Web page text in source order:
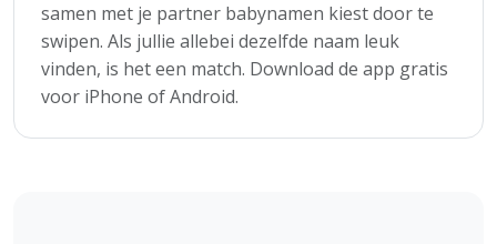
samen met je partner babynamen kiest door te
swipen. Als jullie allebei dezelfde naam leuk
vinden, is het een match. Download de app gratis
voor iPhone of Android.